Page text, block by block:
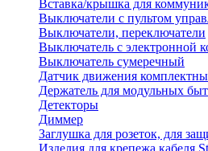
Вставка/крышка для
Выключатели с пультом
Выключатели, переключатели
Выключатель с электронной
Выключатель сумеречный
Датчик движения
Держатель для модульных
Детекторы
Диммер
Заглушка для розеток, для
Изделия для крепежа кабеля